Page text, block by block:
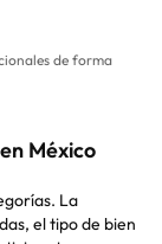
de forma
México
La
el tipo de bien